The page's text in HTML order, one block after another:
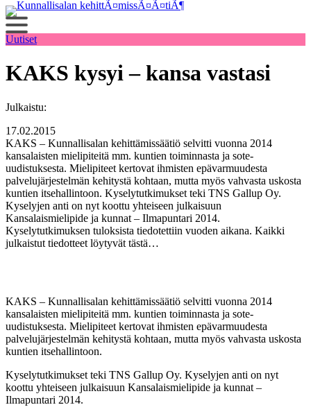
Siirry
sisältöön
Uutiset
KAKS kysyi – kansa vastasi
Julkaistu:
17.02.2015
KAKS – Kunnallisalan kehittämissäätiö selvitti vuonna 2014
kansalaisten mielipiteitä mm. kuntien toiminnasta ja sote-
uudistuksesta. Mielipiteet kertovat ihmisten epävarmuudesta
palvelujärjestelmän kehitystä kohtaan, mutta myös vahvasta uskosta
kuntien itsehallintoon. Kyselytutkimukset teki TNS Gallup Oy.
Kyselyjen anti on nyt koottu yhteiseen julkaisuun
Kansalaismielipide ja kunnat – Ilmapuntari 2014.
Kyselytutkimuksen tuloksista tiedotettiin vuoden aikana. Kaikki
julkaistut tiedotteet löytyvät tästä…
KAKS – Kunnallisalan kehittämissäätiö selvitti vuonna 2014
kansalaisten mielipiteitä mm. kuntien toiminnasta ja sote-
uudistuksesta. Mielipiteet kertovat ihmisten epävarmuudesta
palvelujärjestelmän kehitystä kohtaan, mutta myös vahvasta uskosta
kuntien itsehallintoon.
Kyselytutkimukset teki TNS Gallup Oy. Kyselyjen anti on nyt
koottu yhteiseen julkaisuun Kansalaismielipide ja kunnat –
Ilmapuntari 2014.